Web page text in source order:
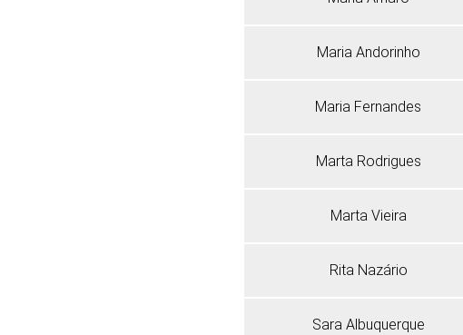
Maria Andorinho
Maria Fernandes
Marta Rodrigues
Marta Vieira
Rita Nazário
Sara Albuquerque